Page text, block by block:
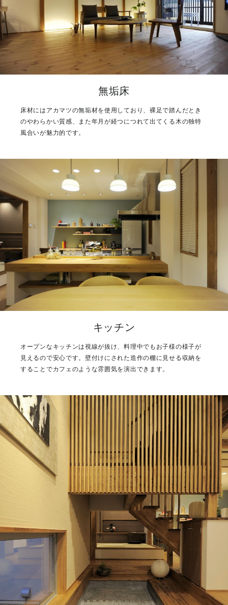
無垢床
床材にはアカマツの無垢材を使用しており、裸足で踏んだとき
のやわらかい質感、また年月が経つにつれて出てくる木の独特
風合いが魅力的です。
キッチン
オープンなキッチンは視線が抜け、料理中でもお子様の様子が
見えるので安心です。壁付けにされた造作の棚に見せる収納を
することでカフェのような雰囲気を演出できます。